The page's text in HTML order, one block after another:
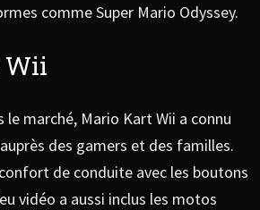
comme Super Mario Odyssey.
Wii
le marché, Mario Kart Wii a connu
des gamers et des familles.
de conduite avec les boutons
vidéo a aussi inclus les motos